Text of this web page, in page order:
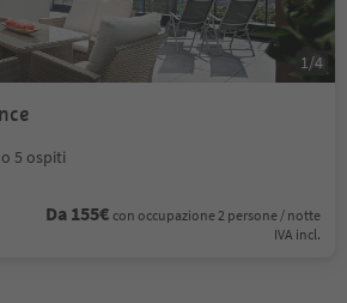
5 ospiti
Da 155€ con occupazione 2 persone / notte
IVA incl.
1 /4